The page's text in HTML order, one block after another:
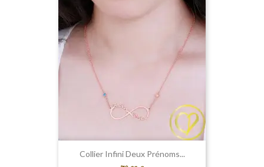
Collier Infini Deux Prénoms...